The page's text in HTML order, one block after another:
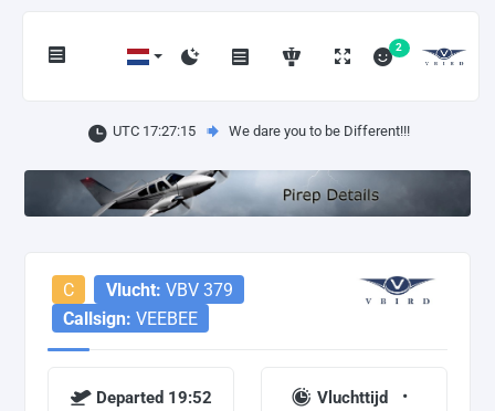
2
UTC 17:27:15 We dare you to be Different!!!
C Vlucht: VBV 379
Callsign: VEEBEE
Departed 19:52
Vluchttijd